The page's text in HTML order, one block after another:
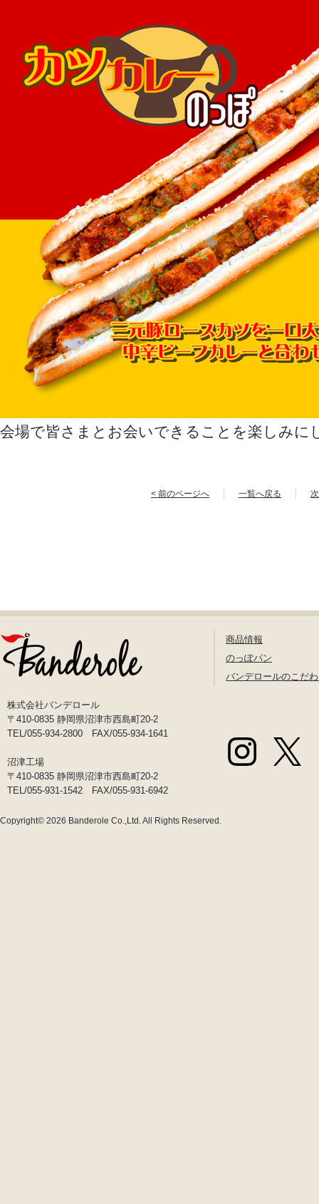
会場で皆さまとお会いできることを楽しみに
< 前のページへ 一覧へ戻る
株式会社バンデロール
〒410-0835 静岡県沼津市西島町20-2
TEL/055-934-2800 FAX/055-934-1641
沼津工場
〒410-0835 静岡県沼津市西島町20-2
TEL/055-931-1542 FAX/055-931-6942
商品情報
のっぽパン
バンデロールのこだ
Copyright© 2026 Banderole Co.,Ltd.All Rights Reserved.